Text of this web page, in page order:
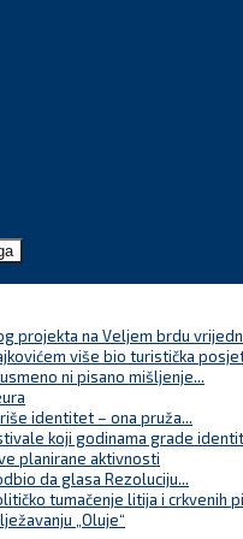
projekta na Veljem brdu
više bio turistička
ni pisano mišljenje...
identitet – ona pruža...
koji godinama grade
planirane aktivnosti
da glasa Rezoluciju...
tumačenje litija i crkvenih
„Oluje“